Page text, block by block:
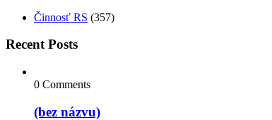
Činnosť RS (357)
Recent Posts
0 Comments
(bez názvu)